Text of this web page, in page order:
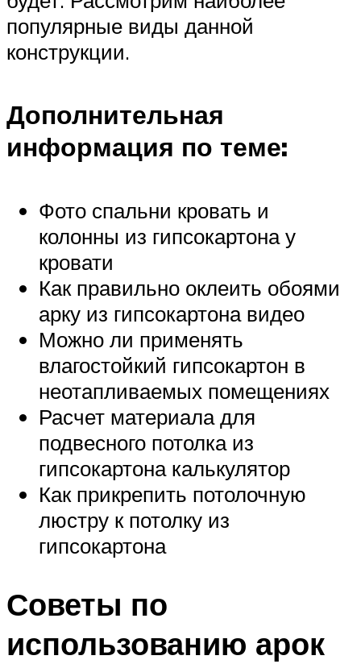
популярные виды данной
конструкции.
Дополнительная
информация по теме:
Фото спальни кровать и
колонны из гипсокартона у
кровати
Как правильно оклеить обоями
арку из гипсокартона видео
Можно ли применять
влагостойкий гипсокартон в
неотапливаемых помещениях
Расчет материала для
подвесного потолка из
гипсокартона калькулятор
Как прикрепить потолочную
люстру к потолку из
гипсокартона
Советы по
использованию арок